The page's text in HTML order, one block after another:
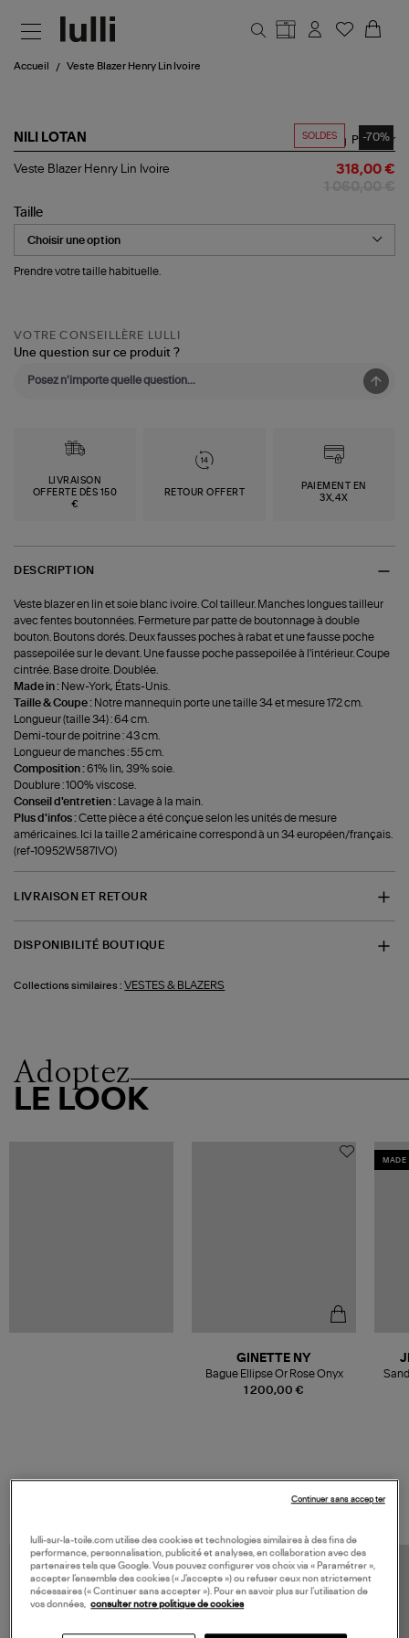
Accueil Veste Blazer Henry Lin Ivoire
SOLDES -70%
NILI LOTAN
Veste
Lin
Ivoire
Partager
Veste Blazer Henry Lin Ivoire 318,00 €
Taille
Prendre votre taille habituelle.
VOTRE CONSEILLÈRE LULLI
Une question sur ce produit ?
LIVRAISON
OFFERTE DÈS 150
€
RETOUR OFFERT
PAIEMENT EN
3X,4X
DESCRIPTION
Veste blazer en lin et soie blanc ivoire. Col tailleur. Manches longues tailleur
avec fentes boutonnées. Fermeture par patte de boutonnage à double
bouton. Boutons dorés. Deux fausses poches à rabat et une fausse poche
passepoilée sur le devant. Une fausse poche passepoilée à l'intérieur. Coupe
cintrée. Base droite. Doublée.
Made in : New-York, États-Unis.
Taille & Coupe : Notre mannequin porte une taille 34 et mesure 172 cm.
Longueur (taille 34) : 64 cm.
Demi-tour de poitrine : 43 cm.
Longueur de manches : 55 cm.
Composition :61% lin, 39% soie.
Doublure : 100% viscose.
Conseil d'entretien :
Lavage à la main.
Plus d'infos :Cette pièce a été conçue selon les unités de mesure
américaines. Ici la taille 2 américaine correspond à un 34 européen/français.
(ref-10952W587IVO)
LIVRAISON ET RETOUR
DISPONIBILITÉ BOUTIQUE
Collections similaires : VESTES & BLAZERS
Adoptez
LE LOOK
1 200,00 €
GINETTE NY
Bague Ellipse Or Rose Onyx
MADE
lulli-sur-la-toile.com utilise des cookies et technologies similaires à des fins de
performance, personnalisation, publicité et analyses, en collaboration avec des
partenaires tels que Google. Vous pouvez configurer vos choix via « Paramétrer »,
accepter l’ensemble des cookies (« J’accepte ») ou refuser ceux non strictement
nécessaires (« Continuer sans accepter »). Pour en savoir plus sur l’utilisation de
vos données, consulter notre politique de cookies
Continuer sans accepter